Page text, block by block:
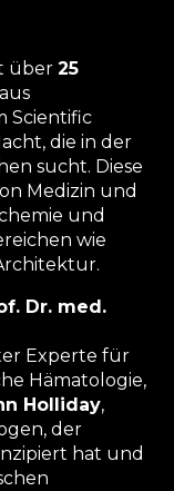
über 25
aus
Scientific
die in der
sucht. Diese
Medizin und
und
wie
Dr. med.
Experte für
Hämatologie,
Holliday,
der
hat und